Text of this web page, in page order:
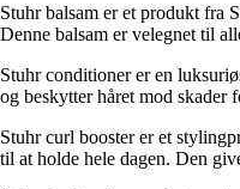
Stuhr balsam er et produkt fra
Denne balsam er velegnet til
Stuhr conditioner er en
og beskytter håret mod
Stuhr curl booster er et
til at holde hele dagen. Den